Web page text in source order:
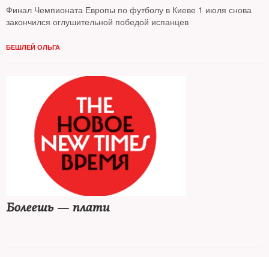
Финал Чемпионата Европы по футболу в Киеве 1 июля снова
закончился оглушительной победой испанцев
БЕШЛЕЙ ОЛЬГА
Болеешь — плати